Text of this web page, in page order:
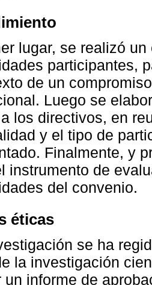
lugar, se realizó
participantes,
de un
Luego se
los directivos, en
y el tipo de
Finalmente, y
instrumento de
del convenio.
éticas
se ha
la investigación
un informe de